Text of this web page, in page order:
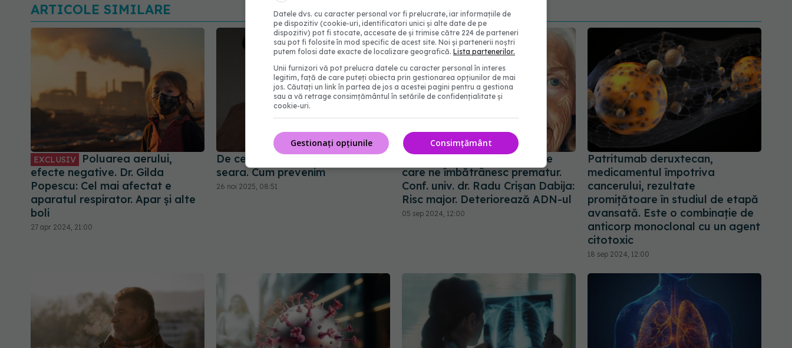
ARTICOLE SIMILARE
EXCLUSIV
Poluarea aerului,
efecte negative. Dr. Gilda
Popescu: Cel mai afectat e
aparatul respirator. Apar și alte
boli
27 apr 2024, 21:00
De ce crizele de tuse ne apucă
seara. Cum prevenim
26 noi 2025, 08:51
Poluarea și fumatul, lucrurile
care ne îmbătrânesc prematur.
Conf. univ. dr. Radu Crișan Dabija:
Risc major. Deteriorează ADN-ul
05 sep 2024, 12:00
Patritumab deruxtecan,
medicamentul împotriva
cancerului, rezultate
promițătoare în studiul de etapă
avansată. Este o combinație de
anticorp monoclonal cu un agent
citotoxic
18 sep 2024, 12:00
Datele dvs. cu caracter personal vor fi prelucrate, iar informațiile de
pe dispozitiv (cookie-uri, identificatori unici și alte date de pe
dispozitiv) pot fi stocate, accesate de și trimise către 224 de parteneri
sau pot fi folosite în mod specific de acest site. Noi și partenerii noștri
putem folosi date exacte de localizare geografică. Lista partenerilor.
Unii furnizori vă pot prelucra datele cu caracter personal în interes
legitim, față de care puteți obiecta prin gestionarea opțiunilor de mai
jos. Căutați un link în partea de jos a acestei pagini pentru a gestiona
sau a vă retrage consimțământul în setările de confidențialitate și
cookie-uri.
Consimțământ
Gestionați opțiunile